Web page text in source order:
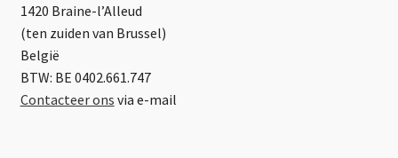
1420 Braine-l’Alleud
(ten zuiden van Brussel)
België
BTW: BE 0402.661.747
Contacteer ons via e-mail